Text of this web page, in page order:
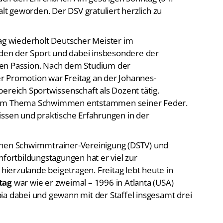
geworden. Der DSV gratuliert herzlich zu
wiederholt Deutscher Meister im
der Sport und dabei insbesondere der
Passion. Nach dem Studium der
war Freitag an der Johannes-
Sportwissenschaft als Dozent tätig.
Thema Schwimmen entstammen seiner Feder.
und praktische Erfahrungen in der
Schwimmtrainer-Vereinigung (DSTV) und
hat er viel zur
beigetragen. Freitag lebt heute in
war wie er zweimal – 1996 in Atlanta (USA)
dabei und gewann mit der Staffel insgesamt drei